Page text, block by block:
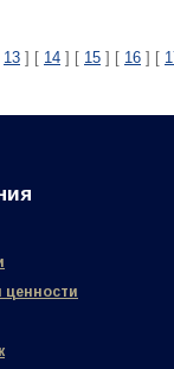
13 ] [ 14 ] [ 15 ] [ 16 ] [
ценности